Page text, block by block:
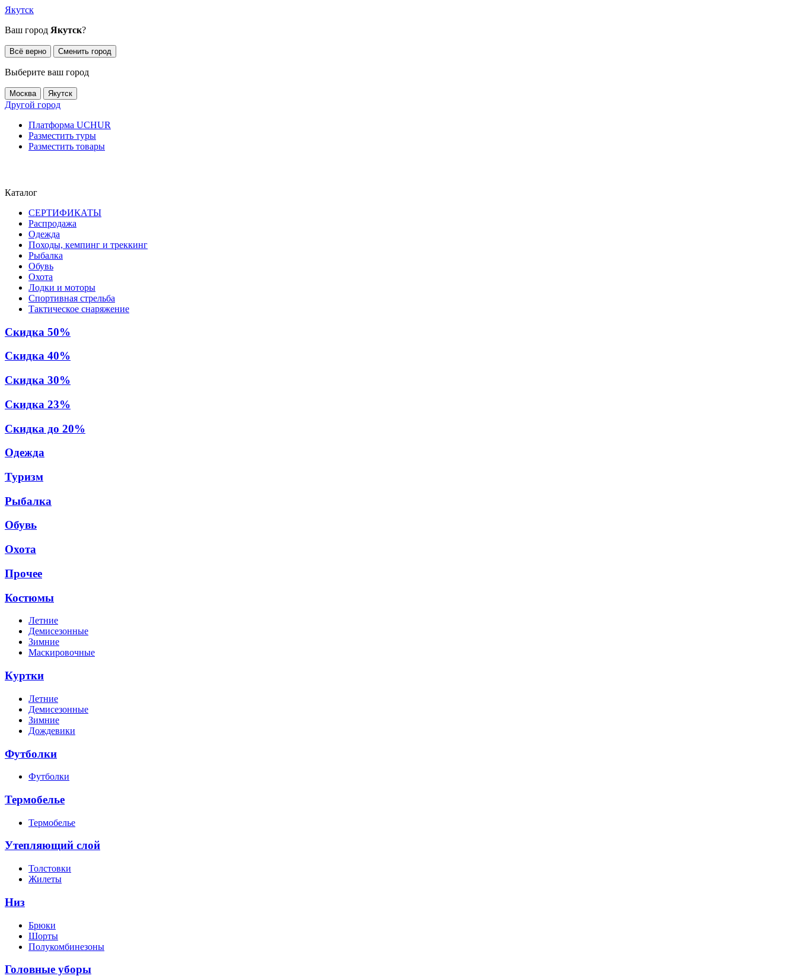
Якутск
Ваш город Якутск?
Всё верно Сменить город
Выберите ваш город
Москва Якутск
Другой город
Платформа UCHUR
Разместить туры
Разместить товары
Каталог
СЕРТИФИКАТЫ
Распродажа
Одежда
Походы, кемпинг и треккинг
Рыбалка
Обувь
Охота
Лодки и моторы
Спортивная стрельба
Тактическое снаряжение
Скидка 50%
Скидка 40%
Скидка 30%
Скидка 23%
Скидка до 20%
Одежда
Туризм
Рыбалка
Обувь
Охота
Прочее
Костюмы
Летние
Демисезонные
Зимние
Маскировочные
Куртки
Летние
Демисезонные
Зимние
Дождевики
Футболки
Футболки
Термобелье
Термобелье
Утепляющий слой
Толстовки
Жилеты
Низ
Брюки
Шорты
Полукомбинезоны
Головные уборы